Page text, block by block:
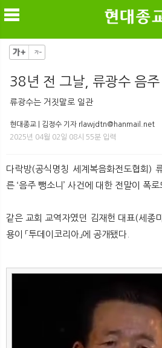
메
38년 전 그날, 류광수 음
류광수는 거짓말로 일관
현대종교 | 김정수 기자 rlawjdtn@hanmail.net
2025년 04월 02일 08시 55분 입력
다락방(공식명칭 세계복음화전도협회)
른 ‘음주 뺑소니’ 사건에 대한 전말이 폭로
같은 교회 교역자였던 김재헌 대표(세종
용이 「투데이코리아」에 공개됐다.